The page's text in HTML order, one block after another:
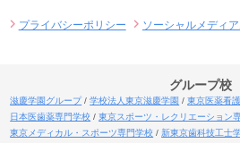
プライバシーポリシー ソーシャルメディ
グループ校
滋慶学園グループ 学校法人東京滋慶学園 東京医薬看
日本医歯薬専門学校
東京スポーツ・レクリエーション
東京メディカル・スポーツ専門学校
新東京歯科技工士